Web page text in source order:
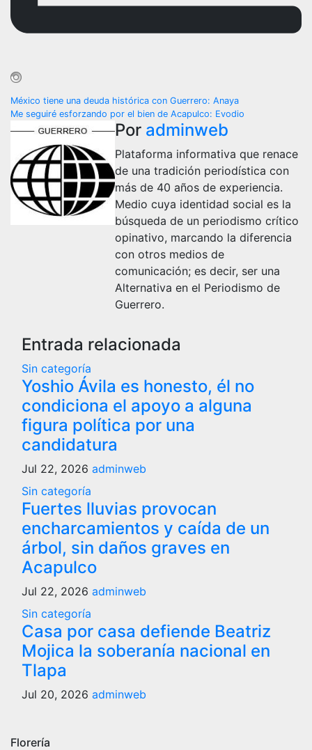
Navegación
de
entradas
México tiene una deuda histórica con Guerrero: Anaya
Me seguiré esforzando por el bien de Acapulco: Evodio
Por adminweb
Plataforma informativa que renace
de una tradición periodística con
más de 40 años de experiencia.
Medio cuya identidad social es la
búsqueda de un periodismo crítico
opinativo, marcando la diferencia
con otros medios de
comunicación; es decir, ser una
Alternativa en el Periodismo de
Guerrero.
Entrada relacionada
Sin categoría
Yoshio Ávila es honesto, él no
condiciona el apoyo a alguna
figura política por una
candidatura
Jul 22, 2026 adminweb
Sin categoría
Fuertes lluvias provocan
encharcamientos y caída de un
árbol, sin daños graves en
Acapulco
Jul 22, 2026 adminweb
Sin categoría
Casa por casa defiende Beatriz
Mojica la soberanía nacional en
Tlapa
Jul 20, 2026 adminweb
Florería